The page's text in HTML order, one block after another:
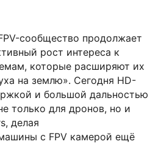
сообщество продолжает
рост интереса к
которые расширяют их
на землю». Сегодня HD-
и большой дальностью
только для дронов, но и
делая
с FPV камерой ещё